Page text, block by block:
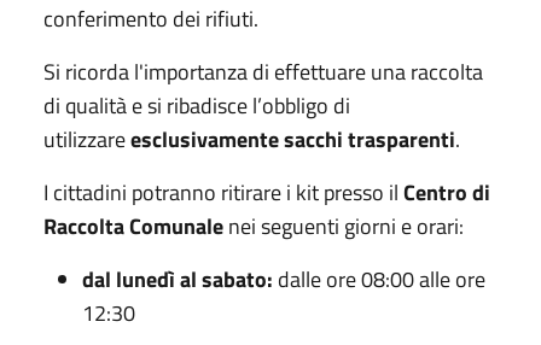
conferimento dei rifiuti.
Si ricorda l'importanza di effettuare una raccolta
di qualità e si ribadisce l’obbligo di
utilizzareesclusivamente sacchi trasparenti.
I cittadini potranno ritirare i kit presso ilCentro di
Raccolta Comunalenei seguenti giorni e orari:
dal lunedì al sabato: dalle ore 08:00 alle ore
12:30